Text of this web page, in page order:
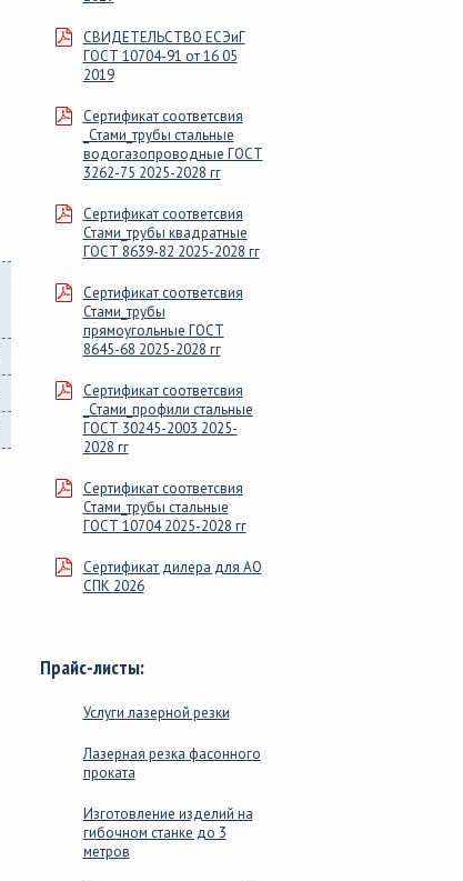
СВИДЕТЕЛЬСТВО ЕСЭиГ
ГОСТ 10704-91 от 16 05
2019
Сертификат соответсвия
_Стами_трубы стальные
водогазопроводные ГОСТ
3262-75 2025-2028 гг
Сертификат соответсвия
Стами_трубы квадратные
ГОСТ 8639-82 2025-2028 гг
Сертификат соответсвия
Стами_трубы
прямоугольные ГОСТ
8645-68 2025-2028 гг
Сертификат соответсвия
_Стами_профили стальные
ГОСТ 30245-2003 2025-
2028 гг
Сертификат соответсвия
Стами_трубы стальные
ГОСТ 10704 2025-2028 гг
Сертификат дилера для АО
СПК 2026
Прайс-листы:
Услуги лазерной резки
Лазерная резка фасонного
проката
Изготовление изделий на
гибочном станке до 3
метров